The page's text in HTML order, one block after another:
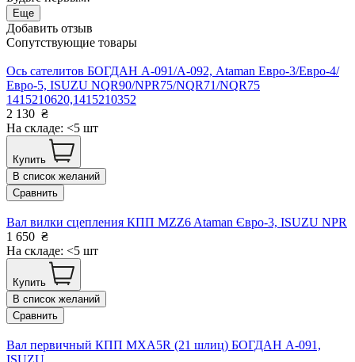
Еще
Добавить отзыв
Сопутствующие товары
Ось сателитов БОГДАН А-091/А-092, Ataman Евро-3/Евро-4/
Евро-5, ISUZU NQR90/NPR75/NQR71/NQR75
1415210620,1415210352
2 130 ₴
На складе: <5 шт
Купить
В список желаний
Сравнить
Вал вилки сцепления КПП MZZ6 Ataman Євро-3, ISUZU NPR
1 650 ₴
На складе: <5 шт
Купить
В список желаний
Сравнить
Вал первичный КПП MХА5R (21 шлиц) БОГДАН А-091,
ISUZU